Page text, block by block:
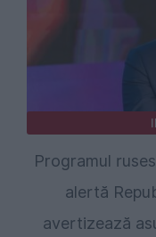
Programul
alertă
avertizează